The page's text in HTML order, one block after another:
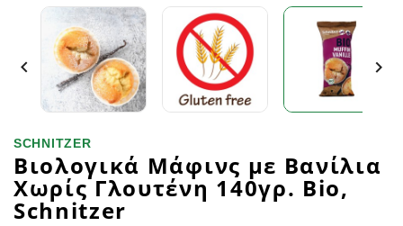
 
SCHNITZER
Βιολογικά Μάφινς με Βανίλια
Χωρίς Γλουτένη 140γρ. Bio,
Schnitzer